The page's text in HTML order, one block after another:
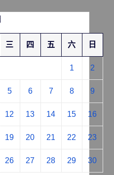
三 四 五 六 日
1 2
5 6 7 8 9
12 13 14 15 16
19 20 21 22 23
26 27 28 29 30